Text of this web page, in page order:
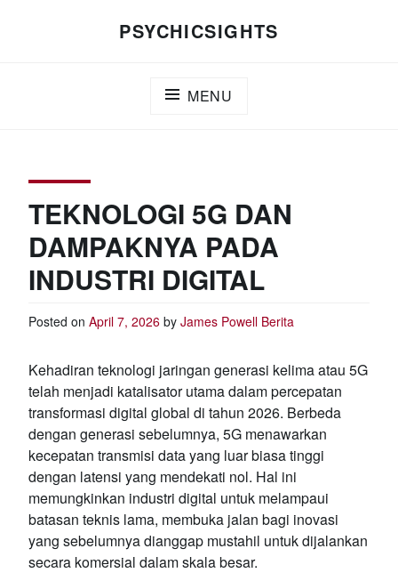
PSYCHICSIGHTS
MENU
TEKNOLOGI 5G DAN
DAMPAKNYA PADA
INDUSTRI DIGITAL
Posted on April 7, 2026 by James Powell Berita
Kehadiran teknologi jaringan generasi kelima atau 5G
telah menjadi katalisator utama dalam percepatan
transformasi digital global di tahun 2026. Berbeda
dengan generasi sebelumnya, 5G menawarkan
kecepatan transmisi data yang luar biasa tinggi
dengan latensi yang mendekati nol. Hal ini
memungkinkan industri digital untuk melampaui
batasan teknis lama, membuka jalan bagi inovasi
yang sebelumnya dianggap mustahil untuk dijalankan
secara komersial dalam skala besar.